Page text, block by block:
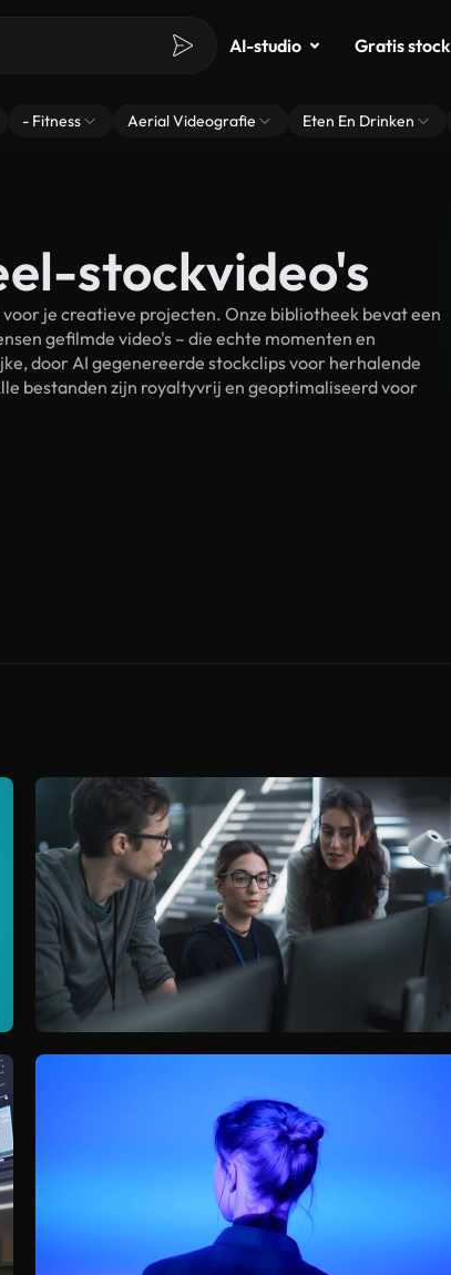
AI-studio Gratis stock
- Fitness Aerial Videografie Eten En Drinken
stockvideo's
je creatieve projecten. Onze bibliotheek bevat een
gefilmde video's – die echte momenten en
door AI gegenereerde stockclips voor herhalende
bestanden zijn royaltyvrij en geoptimaliseerd voor